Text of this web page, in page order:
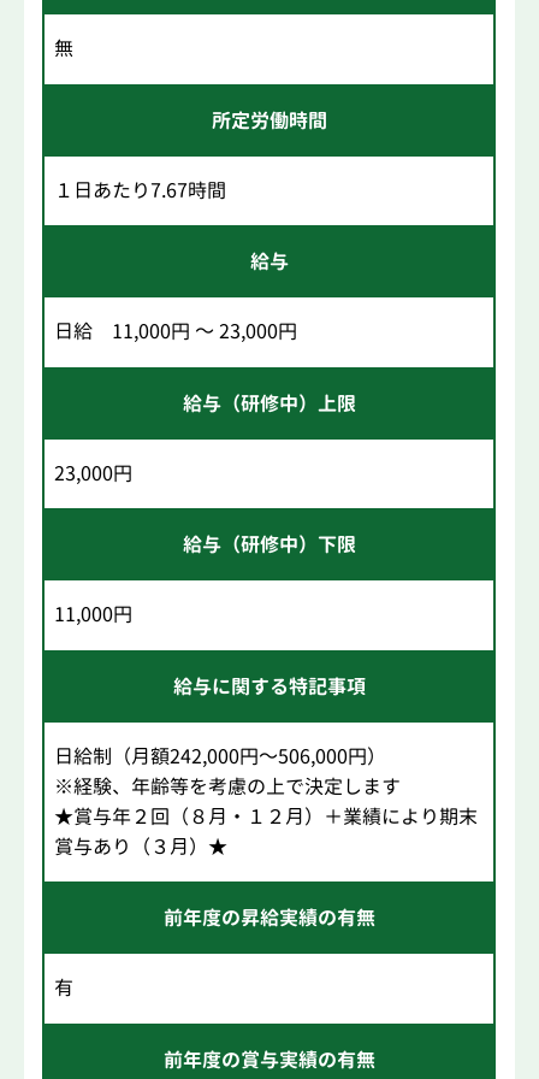
無
所定労働時間
１日あたり7.67時間
給与
日給 11,000円 ～ 23,000円
給与（研修中）上限
23,000円
給与（研修中）下限
11,000円
給与に関する特記事項
日給制（月額242,000円～506,000円）
※経験、年齢等を考慮の上で決定します
★賞与年２回（８月・１２月）＋業績により期末
賞与あり（３月）★
前年度の昇給実績の有無
有
前年度の賞与実績の有無